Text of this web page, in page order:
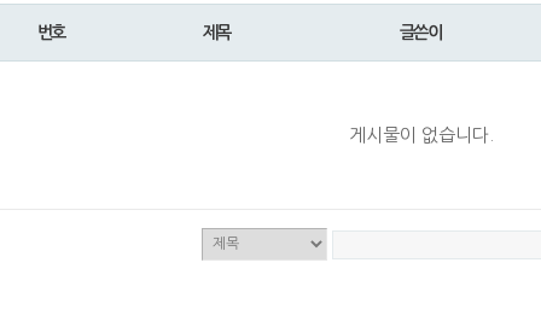
번호 제목 글쓴이
게시물이 없습니다.